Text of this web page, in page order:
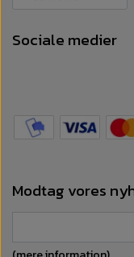
Sociale medier
Modtag vores